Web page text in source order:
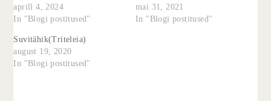
aprill 4, 2024
In "Blogi postitused"
mai 31, 2021
In "Blogi postitused"
Suvitähik(Triteleia)
august 19, 2020
In "Blogi postitused"